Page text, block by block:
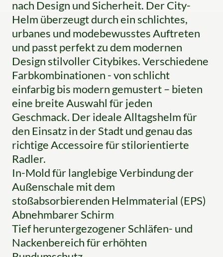
nach Design und Sicherheit. Der City-
Helm überzeugt durch ein schlichtes,
urbanes und modebewusstes Auftreten
und passt perfekt zu dem modernen
Design stilvoller Citybikes. Verschiedene
Farbkombinationen - von schlicht
einfarbig bis modern gemustert – bieten
eine breite Auswahl für jeden
Geschmack. Der ideale Alltagshelm für
den Einsatz in der Stadt und genau das
richtige Accessoire für stilorientierte
Radler.
In-Mold für langlebige Verbindung der
Außenschale mit dem
stoßabsorbierenden Helmmaterial (EPS)
Abnehmbarer Schirm
Tief heruntergezogener Schläfen- und
Nackenbereich für erhöhten